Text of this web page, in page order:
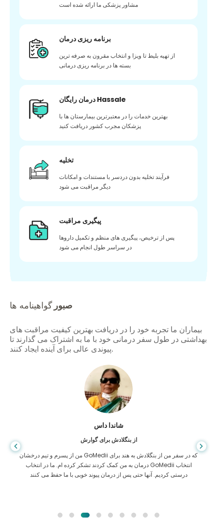
مشاور پزشکی ما ارائه شده است
برنامه ریزی درمان
از تهیه بلیط تا ویزا و انتخاب مقرون به صرفه ترین
بسته ها در برنامه ریزی درمانی
درمان رایگان Hassale
بهترین خدمات را در معتبرترین بیمارستان ها با
پزشکان مجرب کشور دریافت کنید
تخلیه
فرآیند تخلیه بدون دردسر با مستندات و امکانات
دیگر مراقبت می شود
پیگیری مراقبت
پس از ترخیص، پیگیری های منظم و تکمیل داروها
در سراسر طول انجام می شود
صبور گواهینامه ها
بیماران ما تجربه خود را در دریافت بهترین کیفیت مراقبت های
بهداشتی در طول سفر درمانی خود با ما به اشتراک می گذارند تا
پیوندی عالی برای آینده ایجاد کنند.
شاندا داس
از بنگلادش برای گوارش
من از پسرم و تیم درخشان GoMedii که در سفر من از بنگلادش به هند برای
درمان به من کمک کردند تشکر کرده ام. ما در انتخاب GoMedii انتخاب
درستی کردیم. آنها حتی پس از درمان پیوند خوبی با ما حفظ می کنند